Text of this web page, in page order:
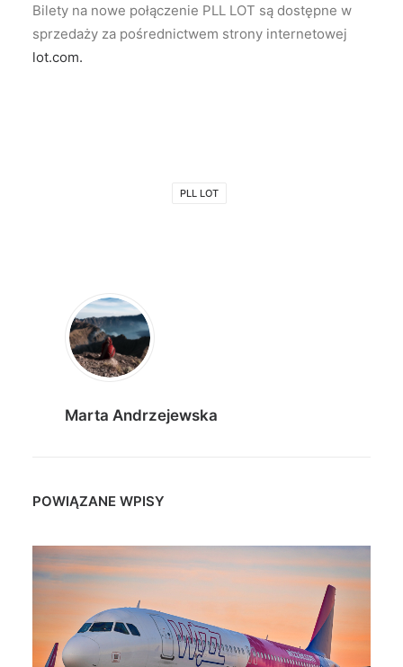
Bilety na nowe połączenie PLL LOT są dostępne w
sprzedaży za pośrednictwem strony internetowej
lot.com.
PLL LOT
Marta Andrzejewska
POWIĄZANE WPISY